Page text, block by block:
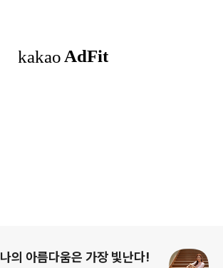
💗지금 이 순간, 나의 아름다움은 가장 빛난다!